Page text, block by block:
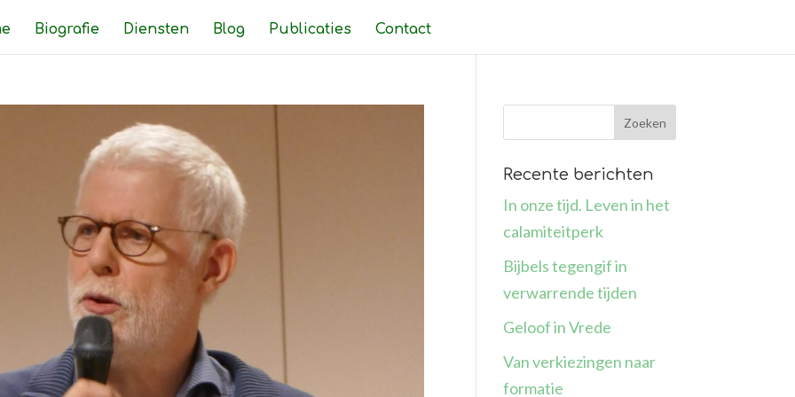
Biografie Diensten Blog Publicaties Contact
Recente berichten
In onze tijd. Leven in het
calamiteitperk
Bijbels tegengif in
verwarrende tijden
Geloof in Vrede
Van verkiezingen naar
formatie